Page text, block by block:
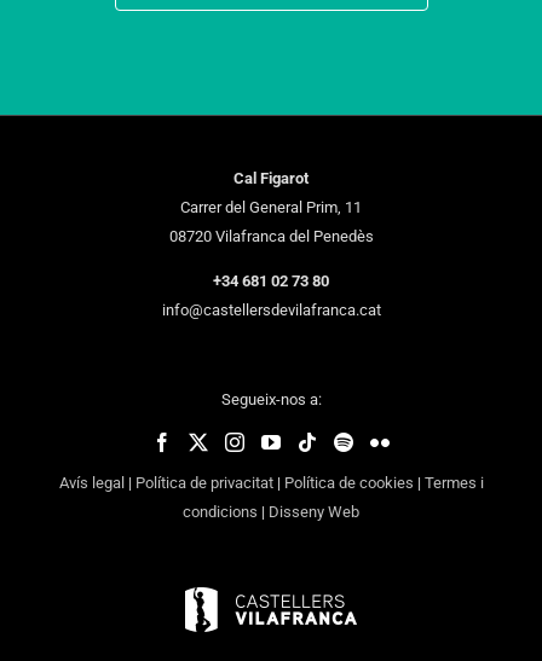
Cal Figarot
Carrer del General Prim, 11
08720 Vilafranca del Penedès
+34 681 02 73 80
info@castellersdevilafranca.cat
Segueix-nos a:
Avís legal | Política de privacitat| Política de cookies | Termes i
condicions | Disseny Web